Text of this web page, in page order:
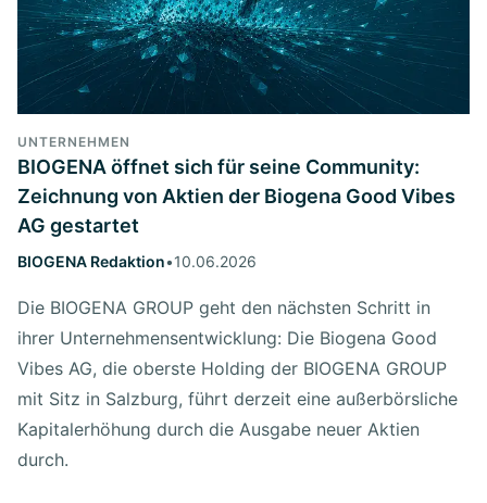
UNTERNEHMEN
BIOGENA öffnet sich für seine Community:
Zeichnung von Aktien der Biogena Good Vibes
AG gestartet
BIOGENA Redaktion•10.06.2026
Die BIOGENA GROUP geht den nächsten Schritt in
ihrer Unternehmensentwicklung: Die Biogena Good
Vibes AG, die oberste Holding der BIOGENA GROUP
mit Sitz in Salzburg, führt derzeit eine außerbörsliche
Kapitalerhöhung durch die Ausgabe neuer Aktien
durch.